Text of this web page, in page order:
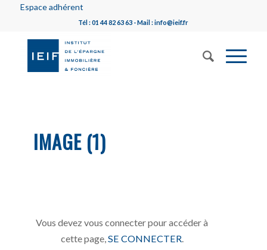
Espace adhérent
Tél : 01 44 82 63 63 - Mail : info@ieif.fr
IMAGE (1)
Vous devez vous connecter pour accéder à
cette page, SE CONNECTER